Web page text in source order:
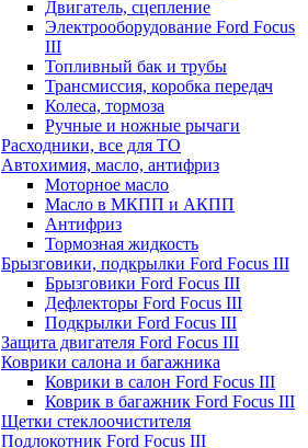
Двигатель, сцепление
Электрооборудование Ford Focus
III
Топливный бак и трубы
Трансмиссия, коробка передач
Колеса, тормоза
Ручные и ножные рычаги
Расходники, все для ТО
Автохимия, масло, антифриз
Моторное масло
Масло в МКПП и АКПП
Антифриз
Тормозная жидкость
Брызговики, подкрылки Ford Focus III
Брызговики Ford Focus III
Дефлекторы Ford Focus III
Подкрылки Ford Focus III
Защита двигателя Ford Focus III
Коврики салона и багажника
Коврики в салон Ford Focus III
Коврик в багажник Ford Focus III
Щетки стеклоочистителя
Подлокотник Ford Focus III